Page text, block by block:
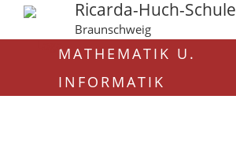
Ricarda-Huch-Schule
Braunschweig
MATHEMATIK U.
INFORMATIK